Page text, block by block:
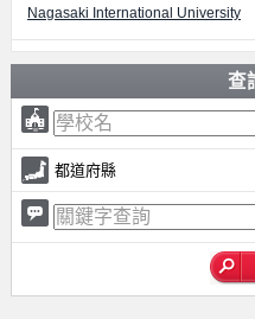
Nagasaki International University
查
都道府縣